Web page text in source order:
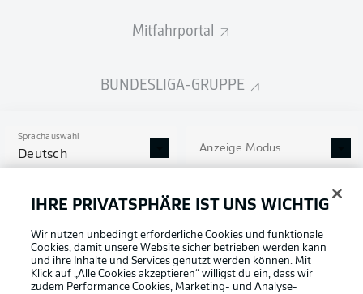
Mitfahrportal
BUNDESLIGA-GRUPPE
Sprachauswahl
Deutsch Anzeige Modus
Football as it's meant to be
IHRE PRIVATSPHÄRE IST UNS WICHTIG
Wir nutzen unbedingt erforderliche Cookies und funktionale
Cookies, damit unsere Website sicher betrieben werden kann
und ihre Inhalte und Services genutzt werden können. Mit
Klick auf „Alle Cookies akzeptieren“ willigst du ein, dass wir
zudem Performance Cookies, Marketing- und Analyse-